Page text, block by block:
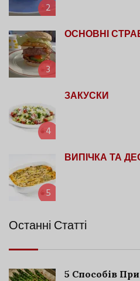
2
3
ОСНОВНІ
4
ЗАКУСКИ
5
ВИПІЧКА ТА
Останні Статті
5 Способів